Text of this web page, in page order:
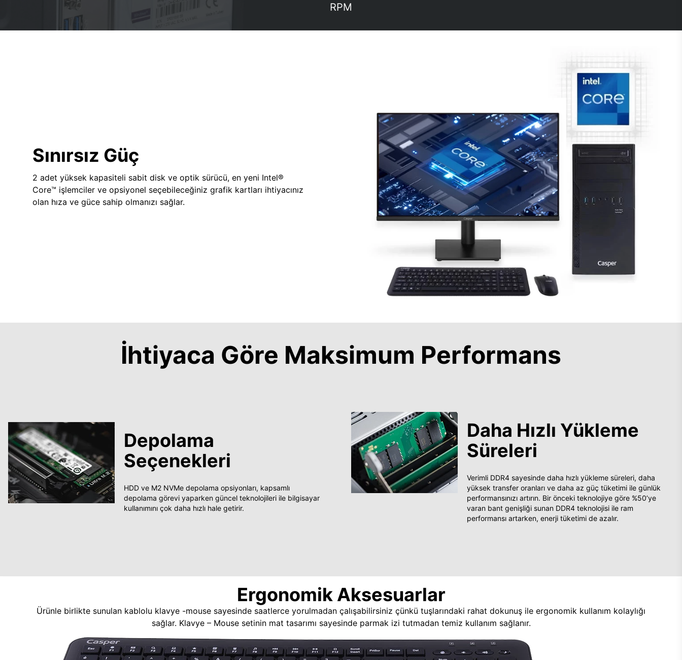
RPM
Sınırsız Güç
2 adet yüksek kapasiteli sabit disk ve optik sürücü, en yeni Intel®
Core™ işlemciler ve opsiyonel seçebileceğiniz grafik kartları ihtiyacınız
olan hıza ve güce sahip olmanızı sağlar.
İhtiyaca Göre Maksimum Performans
Depolama
Seçenekleri
HDD ve M2 NVMe depolama opsiyonları, kapsamlı
depolama görevi yaparken güncel teknolojileri ile bilgisayar
kullanımını çok daha hızlı hale getirir.
Daha Hızlı Yükleme
Süreleri
Verimli DDR4 sayesinde daha hızlı yükleme süreleri, daha
yüksek transfer oranları ve daha az güç tüketimi ile günlük
performansınızı artırın. Bir önceki teknolojiye göre %50’ye
varan bant genişliği sunan DDR4 teknolojisi ile ram
performansı artarken, enerji tüketimi de azalır.
Ergonomik Aksesuarlar
Ürünle birlikte sunulan kablolu klavye -mouse sayesinde saatlerce yorulmadan çalışabilirsiniz çünkü tuşlarındaki rahat dokunuş ile ergonomik kullanım kolaylığı
sağlar. Klavye – Mouse setinin mat tasarımı sayesinde parmak izi tutmadan temiz kullanım sağlanır.